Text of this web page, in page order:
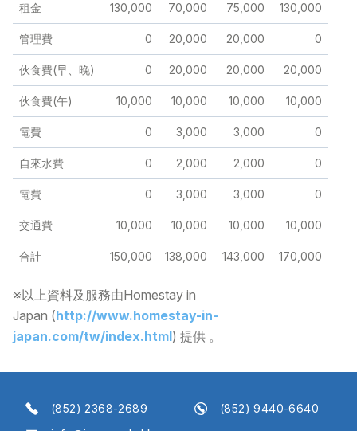
租金 130,000 70,000 75,000 130,000
管理費 0 20,000 20,000 0
伙食費(早、晚) 0 20,000 20,000 20,000
伙食費(午) 10,000 10,000 10,000 10,000
電費 0 3,000 3,000 0
自來水費 0 2,000 2,000 0
電費 0 3,000 3,000 0
交通費 10,000 10,000 10,000 10,000
合計 150,000 138,000 143,000 170,000
※以上資料及服務由Homestay in
Japan (http://www.homestay-in-
japan.com/tw/index.html) 提供 。
(852) 2368-2689
(852) 9440-6640